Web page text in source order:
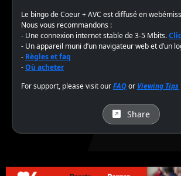
Le bingo de Coeur + AVC est diffusé en
Nous vous recommandons :
- Une connexion internet stable de 3-5 Mbits.
- Un appareil muni d’un navigateur web et d’un
- Règles et faq
-Où acheter
For support, please visit ourFAQor Viewing Tips
Share